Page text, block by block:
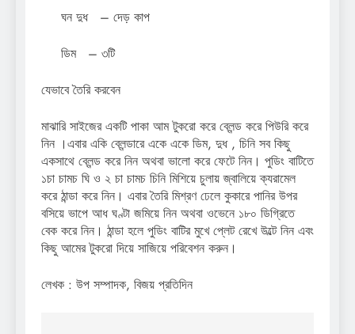
ঘন দুধ – দেড় কাপ
ডিম – ৩টি
যেভাবে তৈরি করবেন
মাঝারি সাইজের একটি পাকা আম টুকরো করে ব্লেন্ড করে পিউরি করে
নিন ।এবার একি ব্লেন্ডারে একে একে ডিম, দুধ , চিনি সব কিছু
একসাথে ব্লেন্ড করে নিন অথবা ভালো করে ফেটে নিন। পুডিং বাটিতে
১চা চামচ ঘি ও ২ চা চামচ চিনি মিশিয়ে চুলায় জ্বালিয়ে ক্যরামেল
করে ঠান্ডা করে নিন। এবার তৈরি মিশ্রণ ঢেলে কুকারে পানির উপর
বসিয়ে ভাপে আধ ঘণ্টা জমিয়ে নিন অথবা ওভেনে ১৮০ ডিগ্রিতে
বেক করে নিন। ঠান্ডা হলে পুডিং বাটির মুখে প্লেট রেখে উল্টে নিন এবং
কিছু আমের টুকরো দিয়ে সাজিয়ে পরিবেশন করুন।
লেখক : উপ সম্পাদক, বিজয় প্রতিদিন